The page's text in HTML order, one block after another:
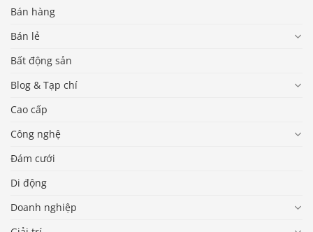
Bán hàng
Bán lẻ
Bất động sản
Blog & Tạp chí
Cao cấp
Công nghệ
Đám cưới
Di động
Doanh nghiệp